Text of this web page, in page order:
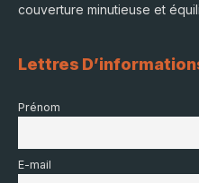
couverture minutieuse et
Lettres
Prénom
E-mail